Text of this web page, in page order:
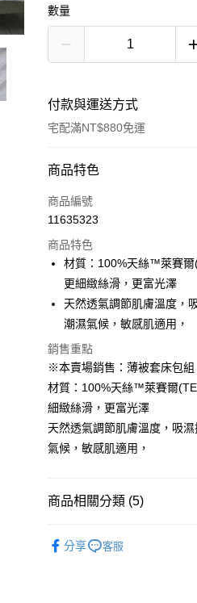
數量
付款與運送方式
宅配滿NT$880免運
付款方式
信用卡一次付款
Apple Pay
悠遊付
Google Pay
全盈+PAY
運送方式
商品特色
商品編號
11635323
商品特色
材質：100%天絲™萊賽
更細緻絲滑，更富光澤
天然透氣調節肌膚溫度，
潮濕氣候，敏感肌適用，
銷售重點
※本賣場銷售：薄被套床包組
材質：100%天絲™萊賽爾
細緻絲滑，更富光澤
天然透氣調節肌膚溫度，吸
氣候，敏感肌適用，
商品相關分類 (5)
分享 客服